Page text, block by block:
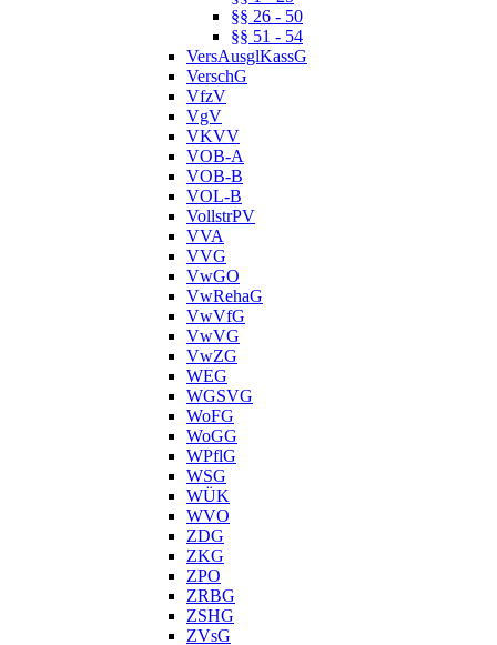
§§ 26 - 50
§§ 51 - 54
VersAusglKassG
VerschG
VfzV
VgV
VKVV
VOB-A
VOB-B
VOL-B
VollstrPV
VVA
VVG
VwGO
VwRehaG
VwVfG
VwVG
VwZG
WEG
WGSVG
WoFG
WoGG
WPflG
WSG
WÜK
WVO
ZDG
ZKG
ZPO
ZRBG
ZSHG
ZVsG